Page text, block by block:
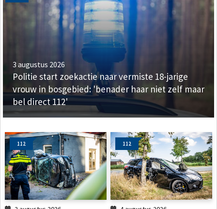
3 augustus 2026
Politie start zoekactie naar vermiste 18-jarige
vrouw in bosgebied: 'benader haar niet zelf maar
bel direct 112'
112 112